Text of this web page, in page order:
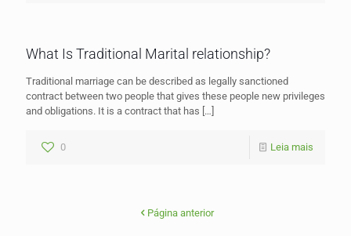
What Is Traditional Marital relationship?
Traditional marriage can be described as legally sanctioned
contract between two people that gives these people new privileges
and obligations. It is a contract that has […]
0 Leia mais
Página anterior